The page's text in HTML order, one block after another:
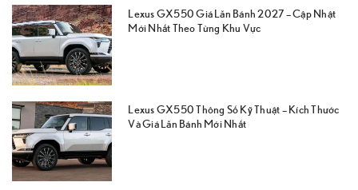
Lexus GX550 Giá Lăn Bánh 2027 – Cập Nhật
Mới Nhất Theo Từng Khu Vực
Lexus GX550 Thông Số Kỹ Thuật – Kích Thước
Và Giá Lăn Bánh Mới Nhất